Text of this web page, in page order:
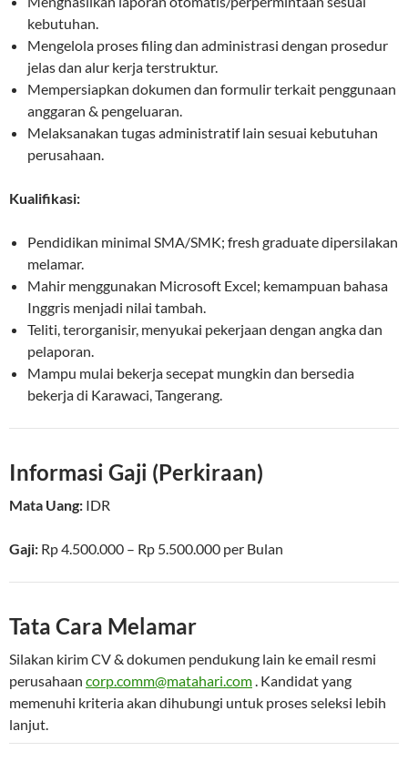
kebutuhan.
Mengelola proses filing dan administrasi dengan prosedur
jelas dan alur kerja terstruktur.
Mempersiapkan dokumen dan formulir terkait penggunaan
anggaran & pengeluaran.
Melaksanakan tugas administratif lain sesuai kebutuhan
perusahaan.
Kualifikasi:
Pendidikan minimal SMA/SMK; fresh graduate dipersilakan
melamar.
Mahir menggunakan Microsoft Excel; kemampuan bahasa
Inggris menjadi nilai tambah.
Teliti, terorganisir, menyukai pekerjaan dengan angka dan
pelaporan.
Mampu mulai bekerja secepat mungkin dan bersedia
bekerja di Karawaci, Tangerang.
Informasi Gaji (Perkiraan)
Mata Uang: IDR
Gaji: Rp 4.500.000 – Rp 5.500.000 per Bulan
Tata Cara Melamar
Silakan kirim CV & dokumen pendukung lain ke email resmi
perusahaan corp.comm@matahari.com. Kandidat yang
memenuhi kriteria akan dihubungi untuk proses seleksi lebih
lanjut.